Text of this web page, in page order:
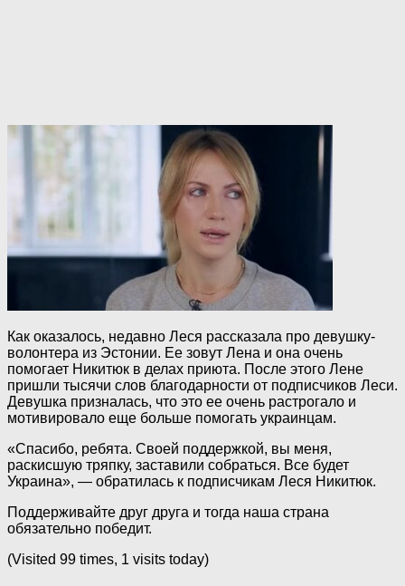
Как оказалось, недавно Леся рассказала про девушку-
волонтера из Эстонии. Ее зовут Лена и она очень
помогает Никитюк в делах приюта. После этого Лене
пришли тысячи слов благодарности от подписчиков Леси.
Девушка призналась, что это ее очень растрогало и
мотивировало еще больше помогать украинцам.
«Спасибо, ребята. Своей поддержкой, вы меня,
раскисшую тряпку, заставили собраться. Все будет
Украина», — обратилась к подписчикам Леся Никитюк.
Поддерживайте друг друга и тогда наша страна
обязательно победит.
(Visited 99 times, 1 visits today)